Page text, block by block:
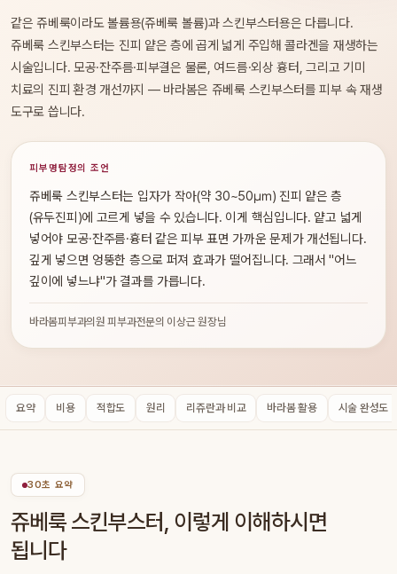
같은 쥬베룩이라도 볼륨용(쥬베룩 볼륨)과 스킨부스터용은 다릅니다.
쥬베룩 스킨부스터는 진피 얕은 층에 곱게 넓게 주입해 콜라겐을 재생하는
시술입니다. 모공·잔주름·피부결은 물론, 여드름·외상 흉터, 그리고 기미
치료의 진피 환경 개선까지 — 바라봄은 쥬베룩 스킨부스터를 피부 속 재생
도구로 씁니다.
피부명탐정의 조언
쥬베룩 스킨부스터는 입자가 작아(약 30~50㎛) 진피 얕은 층
(유두진피)에 고르게 넣을 수 있습니다. 이게 핵심입니다. 얕고 넓게
넣어야 모공·잔주름·흉터 같은 피부 표면 가까운 문제가 개선됩니다.
깊게 넣으면 엉뚱한 층으로 퍼져 효과가 떨어집니다. 그래서 "어느
깊이에 넣느냐"가 결과를 가릅니다.
바라봄피부과의원 피부과전문의 이상근 원장님
요약 비용 적합도 원리 리쥬란과 비교 바라봄 활용 시술 완성도
30초 요약
쥬베룩 스킨부스터, 이렇게 이해하시면
됩니다